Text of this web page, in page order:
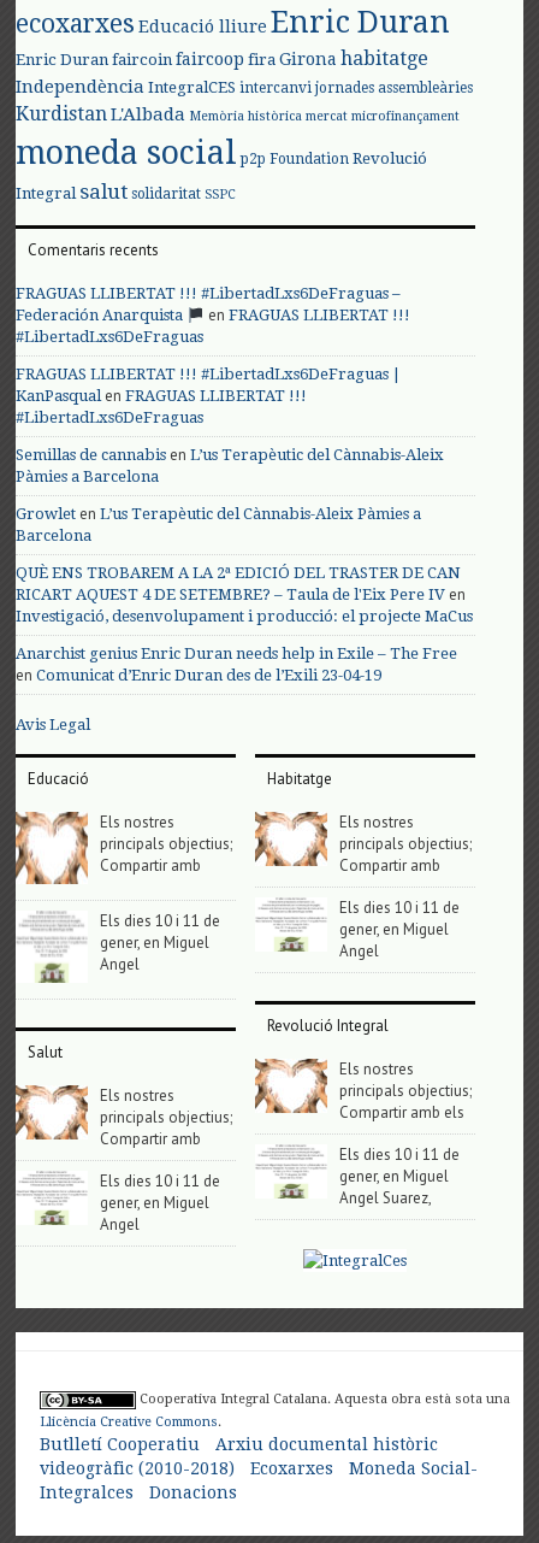
ecoxarxes Educació lliure Enric Duran
Enric Duran faircoin faircoop fira Girona habitatge
Independència IntegralCES intercanvi jornades assembleàries
KurdistanL'Albada Memòria històrica mercat microfinançament
moneda social p2p Foundation Revolució
Integral salut solidaritat SSPC
Comentaris recents
FRAGUAS LLIBERTAT !!! #LibertadLxs6DeFraguas –
Federación Anarquista
enFRAGUAS LLIBERTAT !!!
#LibertadLxs6DeFraguas
FRAGUAS LLIBERTAT !!! #LibertadLxs6DeFraguas |
KanPasqualenFRAGUAS LLIBERTAT !!!
#LibertadLxs6DeFraguas
Semillas de cannabis enL’us Terapèutic del Cànnabis-Aleix
Pàmies a Barcelona
Growlet enL’us Terapèutic del Cànnabis-Aleix Pàmies a
Barcelona
QUÈ ENS TROBAREM A LA 2ª EDICIÓ DEL TRASTER DE CAN
RICART AQUEST 4 DE SETEMBRE? – Taula de l'Eix Pere IV en
Investigació, desenvolupament i producció: el projecte MaCus
Anarchist genius Enric Duran needs help in Exile – The Free
enComunicat d’Enric Duran des de l’Exili 23-04-19
Avis Legal
Educació
Els nostres
principals objectius;
Compartir amb
Els dies 10 i 11 de
gener, en Miguel
Angel
Salut
Els nostres
principals objectius;
Compartir amb
Els dies 10 i 11 de
gener, en Miguel
Angel
Habitatge
Els nostres
principals objectius;
Compartir amb
Els dies 10 i 11 de
gener, en Miguel
Angel
Revolució Integral
Els nostres
principals objectius;
Compartir amb els
Els dies 10 i 11 de
gener, en Miguel
Angel Suarez,
Cooperativa Integral Catalana. Aquesta obra està sota una
Llicència Creative Commons.
Butlletí Cooperatiu
Arxiu documental històric
videogràfic (2010-2018)
Ecoxarxes
Moneda Social-
Integralces
Donacions